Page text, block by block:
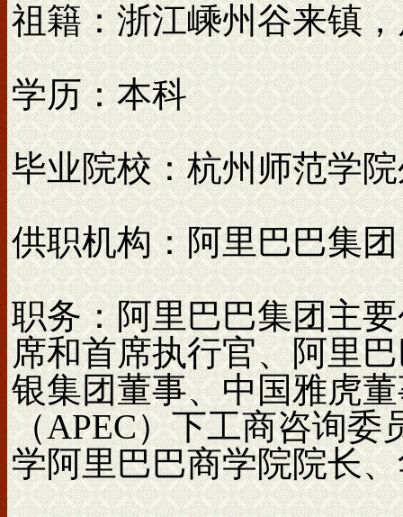
祖籍：浙江嵊州谷来镇
学历：本科
毕业院校：杭州师范学
供职机构：阿里巴巴集团
职务：阿里巴巴集团主
席和首席执行官、阿里
银集团董事、中国雅虎
（APEC）下工商咨询委
学阿里巴巴商学院院长